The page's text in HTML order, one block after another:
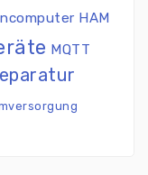
HAM
MQTT